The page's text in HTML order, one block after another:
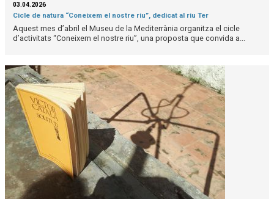
03.04.2026
Cicle de natura “Coneixem el nostre riu”, dedicat al riu Ter
Aquest mes d’abril el Museu de la Mediterrània organitza el cicle
d’activitats “Coneixem el nostre riu”, una proposta que convida a...